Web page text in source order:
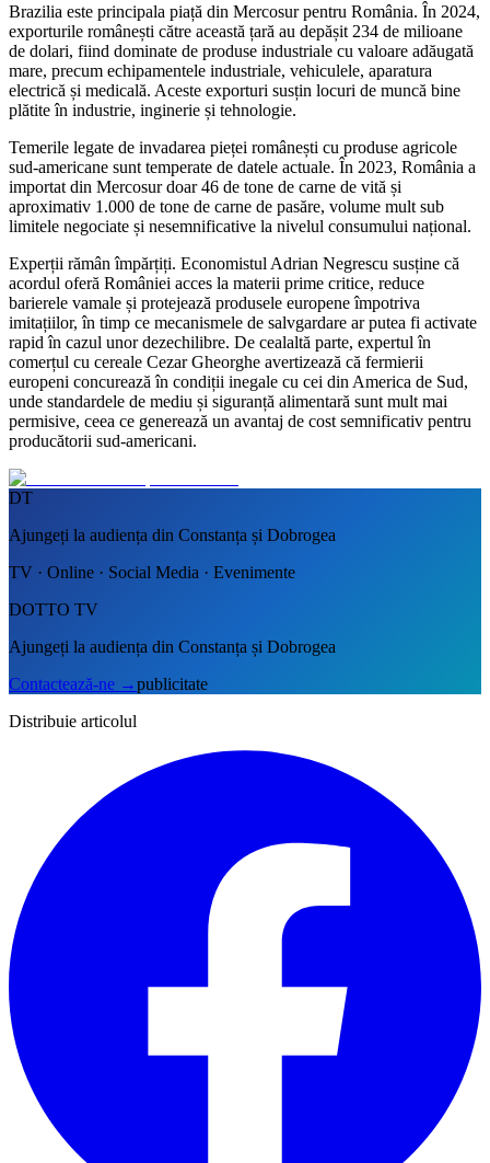
Brazilia este principala piață din Mercosur pentru România. În 2024,
exporturile românești către această țară au depășit 234 de milioane
de dolari, fiind dominate de produse industriale cu valoare adăugată
mare, precum echipamentele industriale, vehiculele, aparatura
electrică și medicală. Aceste exporturi susțin locuri de muncă bine
plătite în industrie, inginerie și tehnologie.
Temerile legate de invadarea pieței românești cu produse agricole
sud-americane sunt temperate de datele actuale. În 2023, România a
importat din Mercosur doar 46 de tone de carne de vită și
aproximativ 1.000 de tone de carne de pasăre, volume mult sub
limitele negociate și nesemnificative la nivelul consumului național.
Experții rămân împărțiți. Economistul Adrian Negrescu susține că
acordul oferă României acces la materii prime critice, reduce
barierele vamale și protejează produsele europene împotriva
imitațiilor, în timp ce mecanismele de salvgardare ar putea fi activate
rapid în cazul unor dezechilibre. De cealaltă parte, expertul în
comerțul cu cereale Cezar Gheorghe avertizează că fermierii
europeni concurează în condiții inegale cu cei din America de Sud,
unde standardele de mediu și siguranță alimentară sunt mult mai
permisive, ceea ce generează un avantaj de cost semnificativ pentru
producătorii sud-americani.
DT
Ajungeți la audiența din Constanța și Dobrogea
TV · Online · Social Media · Evenimente
DOTTO TV
Ajungeți la audiența din Constanța și Dobrogea
Contactează-ne →publicitate
Distribuie articolul